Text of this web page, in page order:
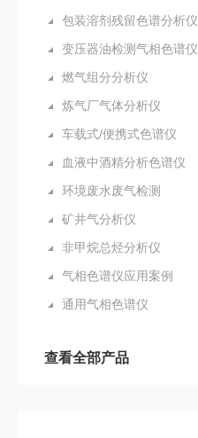
包装溶剂残留色谱分析仪
变压器油检测气相色谱仪
燃气组分分析仪
炼气厂气体分析仪
车载式/便携式色谱仪
血液中酒精分析色谱仪
环境废水废气检测
矿井气分析仪
非甲烷总烃分析仪
气相色谱仪应用案例
通用气相色谱仪
查看全部产品